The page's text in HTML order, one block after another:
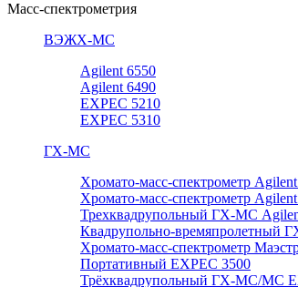
Масс-спектрометрия
ВЭЖХ-МС
Agilent 6550
Agilent 6490
EXPEC 5210
EXPEC 5310
ГХ-МС
Хромато-масс-спектрометр
Хромато-масс-спектрометр
Трехквадрупольный ГХ-МС
Квадрупольно-времяпролетный
Хромато-масс-спектрометр
Портативный EXPEC 3500
Трёхквадрупольный ГХ-МС/МС